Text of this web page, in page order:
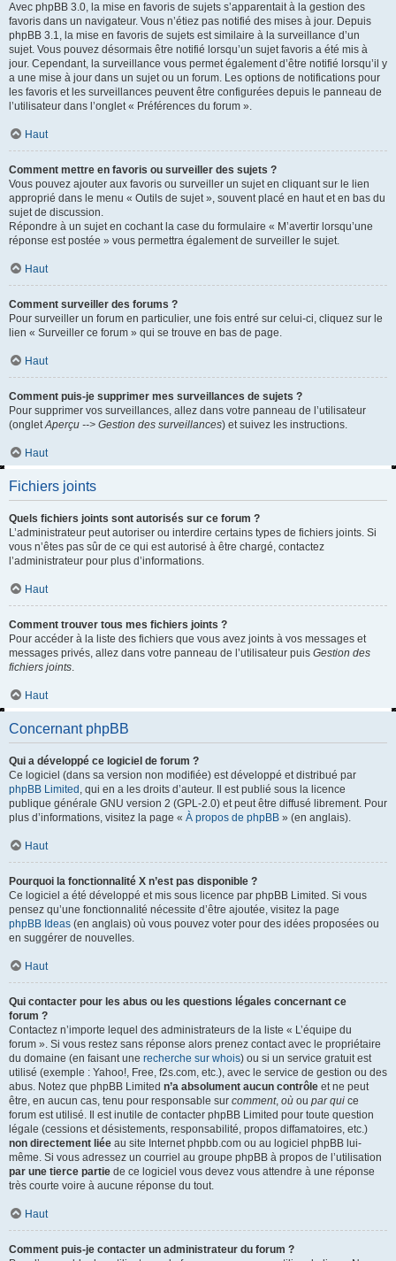
Avec phpBB 3.0, la mise en favoris de sujets s’apparentait à la gestion des
favoris dans un navigateur. Vous n’étiez pas notifié des mises à jour. Depuis
phpBB 3.1, la mise en favoris de sujets est similaire à la surveillance d’un
sujet. Vous pouvez désormais être notifié lorsqu’un sujet favoris a été mis à
jour. Cependant, la surveillance vous permet également d’être notifié lorsqu’il y
a une mise à jour dans un sujet ou un forum. Les options de notifications pour
les favoris et les surveillances peuvent être configurées depuis le panneau de
l’utilisateur dans l’onglet « Préférences du forum ».
Haut
Comment mettre en favoris ou surveiller des sujets ?
Vous pouvez ajouter aux favoris ou surveiller un sujet en cliquant sur le lien
approprié dans le menu « Outils de sujet », souvent placé en haut et en bas du
sujet de discussion.
Répondre à un sujet en cochant la case du formulaire « M’avertir lorsqu’une
réponse est postée » vous permettra également de surveiller le sujet.
Haut
Comment surveiller des forums ?
Pour surveiller un forum en particulier, une fois entré sur celui-ci, cliquez sur le
lien « Surveiller ce forum » qui se trouve en bas de page.
Haut
Comment puis-je supprimer mes surveillances de sujets ?
Pour supprimer vos surveillances, allez dans votre panneau de l’utilisateur
(ongletAperçu --> Gestion des surveillances) et suivez les instructions.
Haut
Fichiers joints
Quels fichiers joints sont autorisés sur ce forum ?
L’administrateur peut autoriser ou interdire certains types de fichiers joints. Si
vous n’êtes pas sûr de ce qui est autorisé à être chargé, contactez
l’administrateur pour plus d’informations.
Haut
Comment trouver tous mes fichiers joints ?
Pour accéder à la liste des fichiers que vous avez joints à vos messages et
messages privés, allez dans votre panneau de l’utilisateur puis Gestion des
fichiers joints.
Haut
Concernant phpBB
Qui a développé ce logiciel de forum ?
Ce logiciel (dans sa version non modifiée) est développé et distribué par
phpBB Limited , qui en a les droits d’auteur. Il est publié sous la licence
publique générale GNU version 2 (GPL-2.0) et peut être diffusé librement. Pour
plus d’informations, visitez la page « À propos de phpBB » (en anglais).
Haut
Pourquoi la fonctionnalité X n’est pas disponible ?
Ce logiciel a été développé et mis sous licence par phpBB Limited. Si vous
pensez qu’une fonctionnalité nécessite d’être ajoutée, visitez la page
phpBB Ideas (en anglais) où vous pouvez voter pour des idées proposées ou
en suggérer de nouvelles.
Haut
Qui contacter pour les abus ou les questions légales concernant ce
forum ?
Contactez n’importe lequel des administrateurs de la liste « L’équipe du
forum ». Si vous restez sans réponse alors prenez contact avec le propriétaire
du domaine (en faisant une recherche sur whois) ou si un service gratuit est
utilisé (exemple : Yahoo!, Free, f2s.com, etc.), avec le service de gestion ou des
abus. Notez que phpBB Limited n’a absolument aucun contrôle et ne peut
être, en aucun cas, tenu pour responsable sur comment, où ou par qui ce
forum est utilisé. Il est inutile de contacter phpBB Limited pour toute question
légale (cessions et désistements, responsabilité, propos diffamatoires, etc.)
non directement liée au site Internet phpbb.com ou au logiciel phpBB lui-
même. Si vous adressez un courriel au groupe phpBB à propos de l’utilisation
par une tierce partie de ce logiciel vous devez vous attendre à une réponse
très courte voire à aucune réponse du tout.
Haut
Comment puis-je contacter un administrateur du forum ?